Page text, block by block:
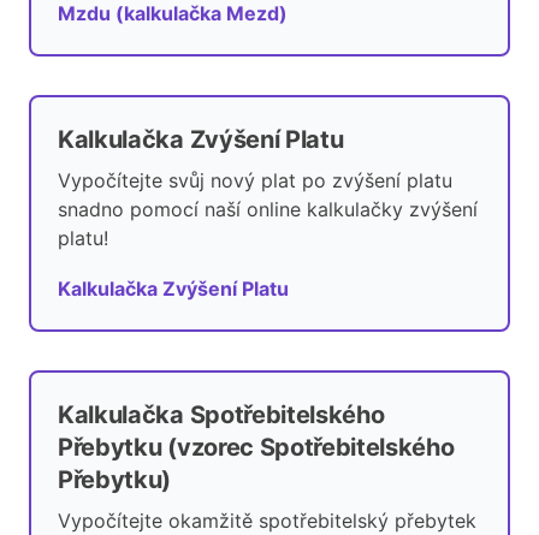
Mzdu (kalkulačka Mezd)
Kalkulačka Zvýšení Platu
Vypočítejte svůj nový plat po zvýšení platu
snadno pomocí naší online kalkulačky zvýšení
platu!
Kalkulačka Zvýšení Platu
Kalkulačka Spotřebitelského
Přebytku (vzorec Spotřebitelského
Přebytku)
Vypočítejte okamžitě spotřebitelský přebytek